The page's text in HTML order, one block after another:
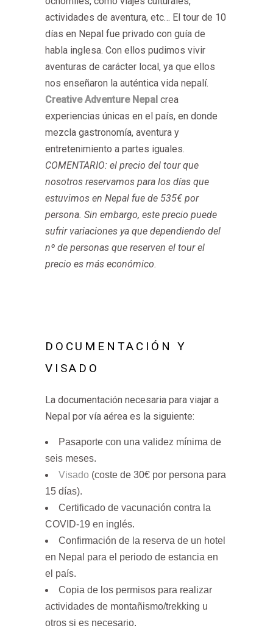
actividades de aventura, etc… El tour de 10
días en Nepal fue privado con guía de
habla inglesa. Con ellos pudimos vivir
aventuras de carácter local, ya que ellos
nos enseñaron la auténtica vida nepalí.
Creative Adventure Nepal crea
experiencias únicas en el país, en donde
mezcla gastronomía, aventura y
entretenimiento a partes iguales.
COMENTARIO: el precio del tour que
nosotros reservamos para los días que
estuvimos en Nepal fue de 535€ por
persona. Sin embargo, este precio puede
sufrir variaciones ya que dependiendo del
nº de personas que reserven el tour el
precio es más económico.
DOCUMENTACIÓN Y
VISADO
La documentación necesaria para viajar a
Nepal por vía aérea es la siguiente:
Pasaporte con una validez mínima de
seis meses.
Visado (coste de 30€ por persona para
15 días).
Certificado de vacunación contra la
COVID-19 en inglés.
Confirmación de la reserva de un hotel
en Nepal para el periodo de estancia en
el país.
Copia de los permisos para realizar
actividades de montañismo/trekking u
otros si es necesario.